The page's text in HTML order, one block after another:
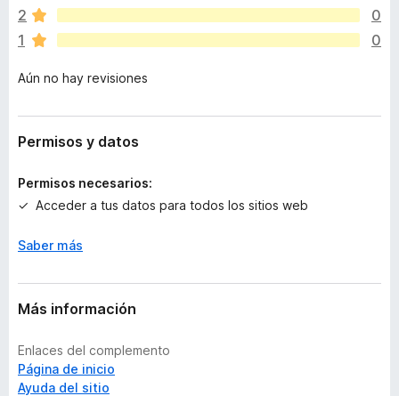
a
n
h
y
v
l
r
c
o
n
s
2
0
1
0
Aún no hay revisiones
Permisos y datos
Permisos necesarios:
Acceder a tus datos para todos los sitios web
Saber más
Más información
Enlaces del complemento
Página de inicio
Ayuda del sitio